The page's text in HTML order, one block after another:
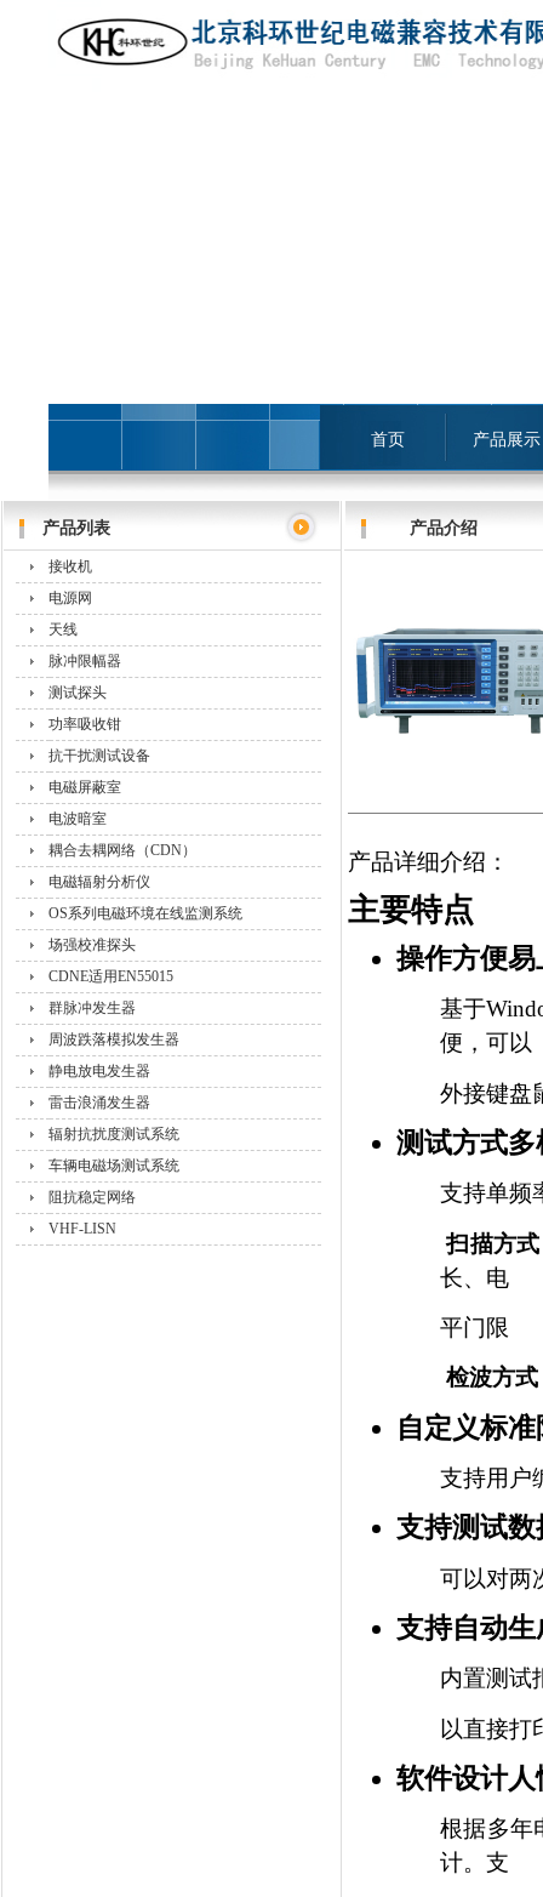
首页 产品展示
产品列表
接收机
电源网
天线
脉冲限幅器
测试探头
功率吸收钳
抗干扰测试设备
电磁屏蔽室
电波暗室
耦合去耦网络（CDN）
电磁辐射分析仪
OS系列电磁环境在线监测系统
场强校准探头
CDNE适用EN55015
群脉冲发生器
周波跌落模拟发生器
静电放电发生器
雷击浪涌发生器
辐射抗扰度测试系统
车辆电磁场测试系统
阻抗稳定网络
VHF-LISN
产品介绍
产品详细介绍：
主要特点
操作方便易
基于
便，可以
外接键盘
测试方式多
支持单频
扫描方
长、电
平门限
检波方式
自定义标
支持用户
支持测试数
可以对两
支持自动
内置测试
以直接打
软件设计人
根据多年
计。支